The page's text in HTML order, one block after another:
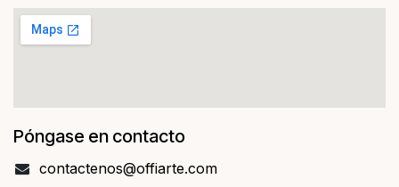
Póngase en contacto
contact​​enos@offiarte.com